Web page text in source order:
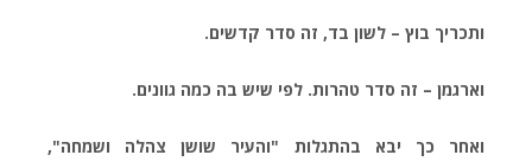
ותכריך בוץ – לשון בד, זה סדר קדשים.
וארגמן – זה סדר טהרות. לפי שיש בה כמה גוונים.
ואחר כך יבא בהתגלות "והעיר שושן צהלה ושמחה",